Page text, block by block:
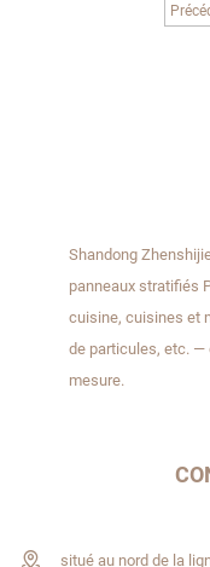
article explique ce qu’est le
Shandong
panneaux stratifiés
cuisine, cuisines et
de particules, etc. —
mesure.
situé au nord de la